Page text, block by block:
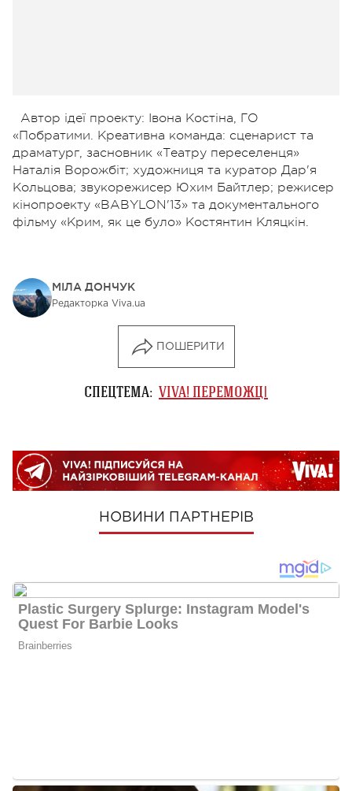
Автор ідеї проекту: Івона Костіна, ГО
«Побратими. Креативна команда: сценарист та
драматург, засновник «Театру переселенця»
Наталія Ворожбіт; художниця та куратор Дар'я
Кольцова; звукорежисер Юхим Байтлер; режисер
кінопроекту «BABYLON'13» та документального
фільму «Крим, як це було» Костянтин Кляцкін.
МІЛА ДОНЧУК
Редакторка Viva.ua
ПОШЕРИТИ
СПЕЦТЕМА: VIVA! ПЕРЕМОЖЦІ
НОВИНИ ПАРТНЕРІВ